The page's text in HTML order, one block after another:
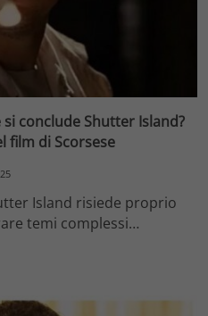
conclude Shutter Island?
film di Scorsese
Island risiede proprio
temi complessi…